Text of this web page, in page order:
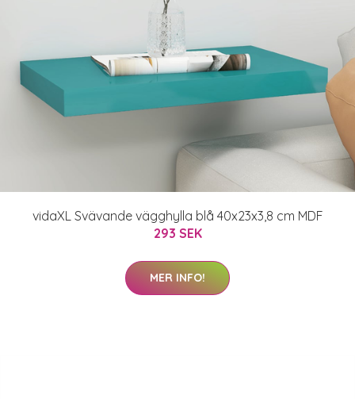
vidaXL Svävande vägghylla blå 40x23x3,8 cm MDF
293 SEK
MER INFO!